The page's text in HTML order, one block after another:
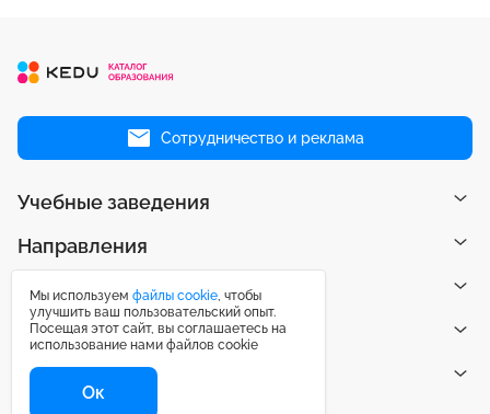
Сотрудничество и реклама
Учебные заведения
Направления
Рейтинги
Публикации
Центр поддержки
Мы используем файлы cookie, чтобы
улучшить ваш пользовательский опыт.
Посещая этот сайт, вы соглашаетесь на
использование нами файлов cookie
Ок